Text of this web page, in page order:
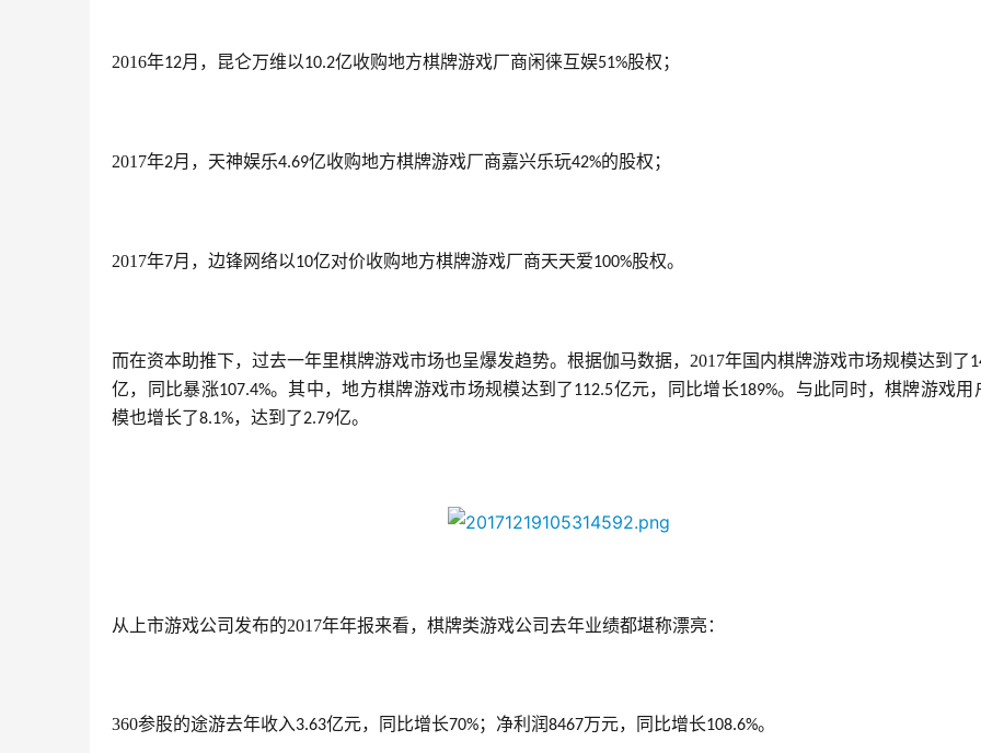
2016年12月，昆仑万维以10.2亿收购地方棋牌游戏厂商闲徕互娱51%股权；
2017年2月，天神娱乐4.69亿收购地方棋牌游戏厂商嘉兴乐玩42%的股权；
2017年7月，边锋网络以10亿对价收购地方棋牌游戏厂商天天爱100%股权。
而在资本助推下，过去一年里棋牌游戏市场也呈爆发趋势。根据伽马数据，2017年国内棋牌游戏市场规模达到了
亿，同比暴涨107.4%。其中，地方棋牌游戏市场规模达到了112.5亿元，同比增长189%。与此同时，棋牌游戏用
模也增长了8.1%，达到了2.79亿。
从上市游戏公司发布的2017年年报来看，棋牌类游戏公司去年业绩都堪称漂亮：
360参股的途游去年收入3.63亿元，同比增长70%；净利润8467万元，同比增长108.6%。